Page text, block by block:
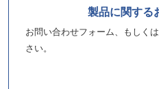
製品に関する
お問い合わせフォーム、もしく
さい。